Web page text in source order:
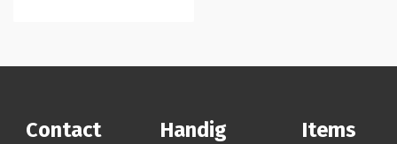
Contact Handig Items